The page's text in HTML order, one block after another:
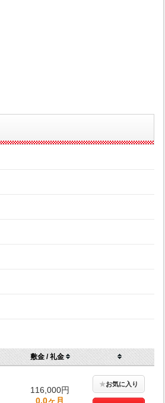
敷金 / 礼金
116,000円
0.0ヶ月
★お気に入り